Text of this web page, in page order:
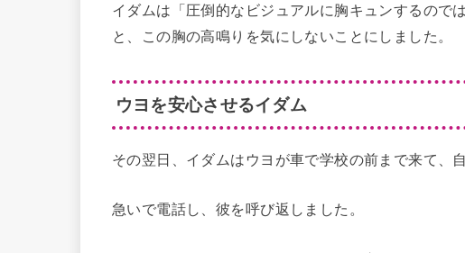
イダムは「圧倒的なビジュアルに胸キュンするので
と、この胸の高鳴りを気にしないことにしました。
ウヨを安心させるイダム
その翌日、イダムはウヨが車で学校の前まで来て、
急いで電話し、彼を呼び返しました。